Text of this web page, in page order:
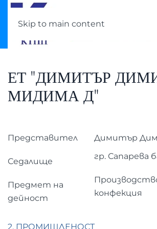
Skip to main content
ЕТ "ДИМИТЪР
МИДИМА Д"
Представител Димитър
Седалище
гр. Сапарева
Предмет на
дейност
конфекция
2. ПРОМИШЛЕНОСТ